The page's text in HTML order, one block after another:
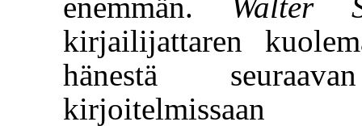
enemmän. Walter
kirjailijattaren
hänestä
kirjoitelmissaan